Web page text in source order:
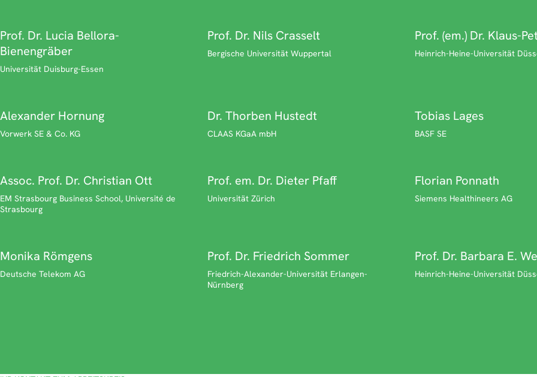
Prof. Dr. Lucia Bellora-
Bienengräber
Universität Duisburg-Essen
Prof. Dr. Nils Crasselt
Bergische Universität Wuppertal
Prof. (em.) Dr. Klaus-
Heinrich-Heine-Universität
Alexander Hornung
Vorwerk SE & Co. KG
Dr. Thorben Hustedt
CLAAS KGaA mbH
Tobias Lages
BASF SE
Assoc. Prof. Dr. Christian Ott
EM Strasbourg Business School, Université de
Strasbourg
Prof. em. Dr. Dieter Pfaff
Universität Zürich
Florian Ponnath
Siemens Healthineers AG
Monika Römgens
Deutsche Telekom AG
Prof. Dr. Friedrich Sommer
Friedrich-Alexander-Universität Erlangen-
Nürnberg
Prof. Dr. Barbara E.
Heinrich-Heine-Universität